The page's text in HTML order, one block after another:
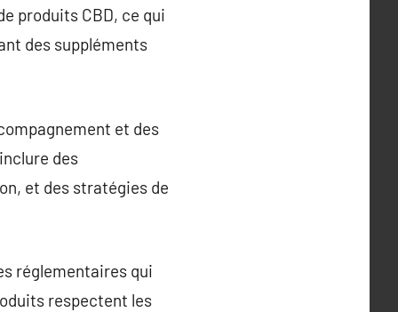
produits CBD, ce qui
des suppléments
et des
des
et des stratégies de
réglementaires qui
respectent les